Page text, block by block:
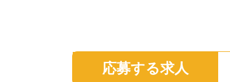
応募する求人